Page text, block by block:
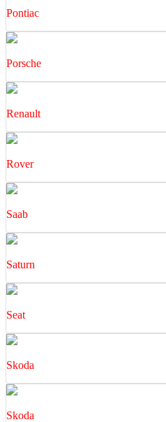
Pontiac
Porsche
Renault
Rover
Saab
Saturn
Seat
Skoda
Skoda